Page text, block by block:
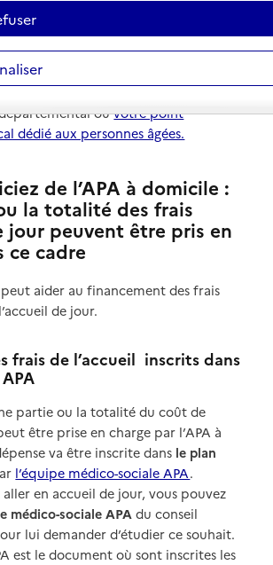
être mobilisées pour financer
de jour. Vous trouverez des informations
aides ci-dessous. Pour des
nous vous invitons à
en charge de l’aide aux personnes
ouvotre point
dédié aux personnes âgées.
de l’APA à domicile :
la totalité des frais
jour peuvent être pris en
ce cadre
peut aider au financement des frais
de jour.
frais de l’accueil inscrits dans
partie ou la totalité du coût de
être prise en charge par l’APA à
va être inscrite dans le plan
l’équipe médico-sociale APA.
aller en accueil de jour, vous pouvez
médico-sociale APA du conseil
lui demander d’étudier ce souhait.
est le document où sont inscrites les